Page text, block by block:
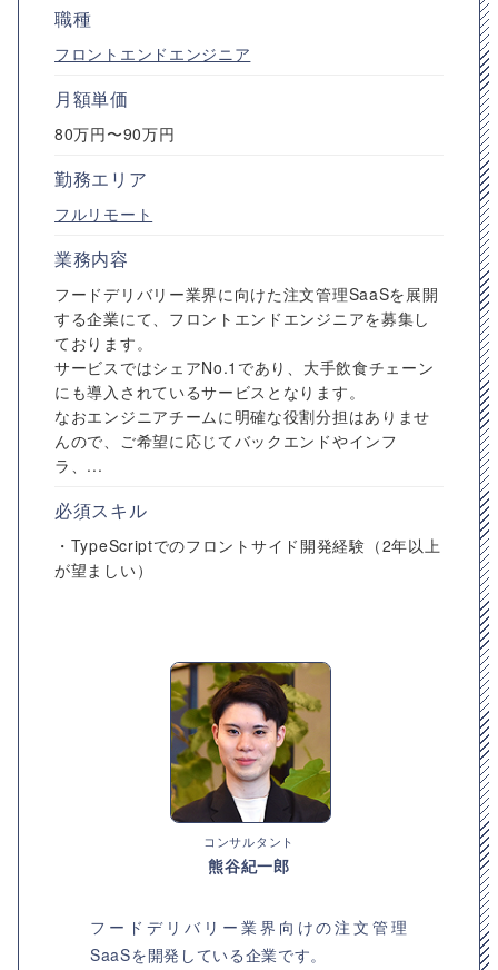
職種
フロントエンドエンジニア
月額単価
80万円〜90万円
勤務エリア
フルリモート
業務内容
フードデリバリー業界に向けた注文管理SaaSを展開
する企業にて、フロントエンドエンジニアを募集し
ております。
サービスではシェアNo.1であり、大手飲食チェーン
にも導入されているサービスとなります。
なおエンジニアチームに明確な役割分担はありませ
んので、ご希望に応じてバックエンドやインフ
ラ、...
必須スキル
・TypeScriptでのフロントサイド開発経験（2年以上
が望ましい）
コンサルタント
熊谷紀一郎
フードデリバリー業界向けの注文管理
SaaSを開発している企業です。